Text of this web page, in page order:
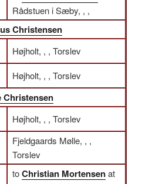
Rådstuen i Sæby, , ,
Christensen
Højholt, , , Torslev
Højholt, , , Torslev
Christensen
Højholt, , , Torslev
Fjeldgaards Mølle, , ,
Torslev
toChristian Mortensenat